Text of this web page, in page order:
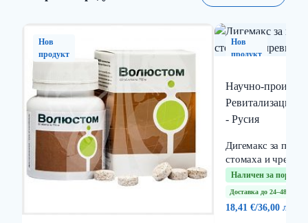
Нов
продукт
Нов
продукт
Научно-
Ревитализация
- Русия
Дигемакс за по
стомаха и
Наличен за поръчка
Доставка до 24–48 часа
18,41 €/36,00 лв.